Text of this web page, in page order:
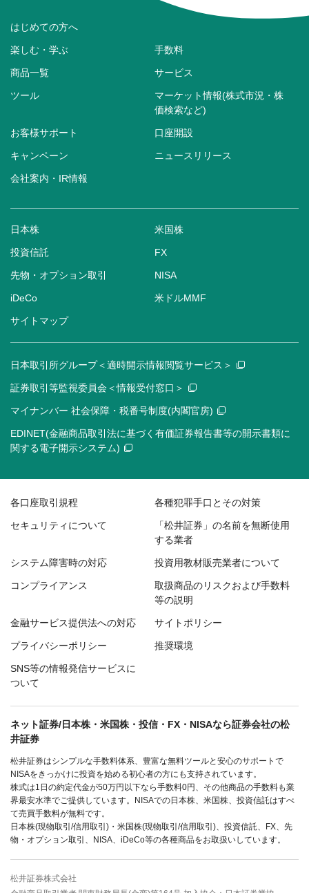
はじめての方へ
楽しむ・学ぶ 手数料
商品一覧 サービス
ツール
マーケット情報(株式市況・株
価検索など)
お客様サポート 口座開設
キャンペーン ニュースリリース
会社案内・IR情報
日本株 米国株
投資信託 FX
先物・オプション取引 NISA
iDeCo 米ドルMMF
サイトマップ
日本取引所グループ＜適時開示情報閲覧サービス＞
証券取引等監視委員会＜情報受付窓口＞
マイナンバー 社会保障・税番号制度(内閣官房)
EDINET(金融商品取引法に基づく有価証券報告書等の開示書類に
関する電子開示システム)
各口座取引規程 各種犯罪手口とその対策
セキュリティについて
「松井証券」の名前を無断使用
する業者
システム障害時の対応 投資用教材販売業者について
コンプライアンス
取扱商品のリスクおよび手数料
等の説明
金融サービス提供法への対応 サイトポリシー
プライバシーポリシー 推奨環境
SNS等の情報発信サービスに
ついて
ネット証券/日本株・米国株・投信・FX・NISAなら証券会社の松
井証券
松井証券はシンプルな手数料体系、豊富な無料ツールと安心のサポートで
NISAをきっかけに投資を始める初心者の方にも支持されています。
株式は1日の約定代金が50万円以下なら手数料0円、その他商品の手数料も業
界最安水準でご提供しています。NISAでの日本株、米国株、投資信託はすべ
て売買手数料が無料です。
日本株(現物取引/信用取引)・米国株(現物取引/信用取引)、投資信託、FX、先
物・オプション取引、NISA、iDeCo等の各種商品をお取扱いしています。
松井証券株式会社